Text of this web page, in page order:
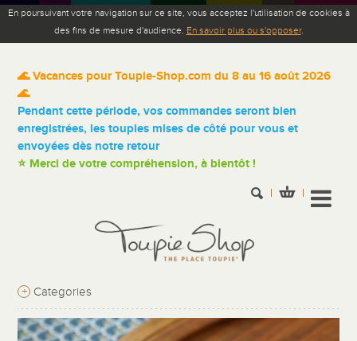
En poursuivant votre navigation sur ce site, vous acceptez l'utilisation de cookies à
des fins de mesure d'audience. En savoir plus ou s'opposer.
🌊 Vacances pour Toupie-Shop.com du 8 au 16 août 2026
🌊
Pendant cette période, vos commandes seront bien
enregistrées, les toupies mises de côté pour vous et
envoyées dès notre retour
⭐ Merci de votre compréhension, à bientôt !
+ Categories